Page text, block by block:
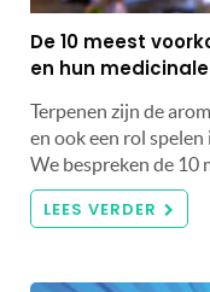
De 10 meest
en hun
Terpenen zijn de
en ook een rol
We bespreken de 10
LEES VERDER